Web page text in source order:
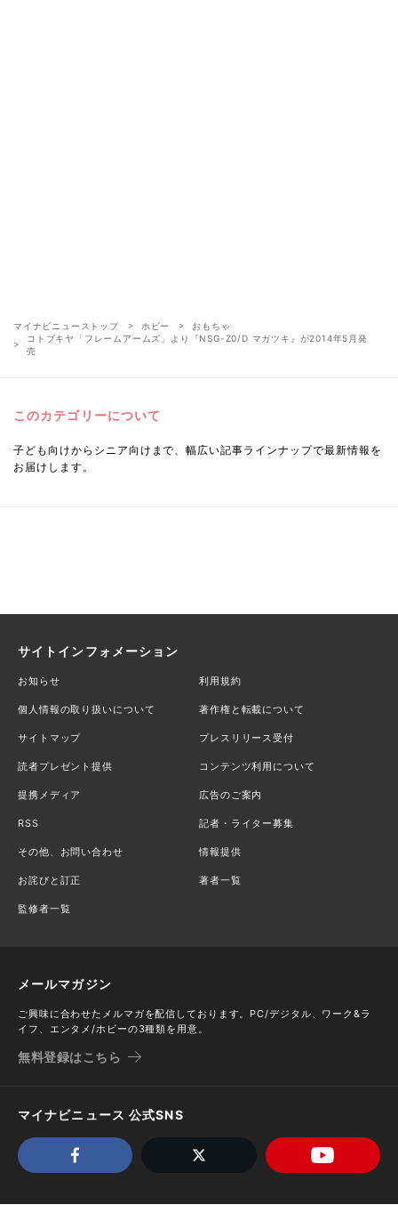
マイナビニューストップ ホビー
おもちゃ
コトブキヤ「フレームアームズ」より『NSG-Z0/D マガツキ』が2014年5月発
売
このカテゴリーについて
子ども向けからシニア向けまで、幅広い記事ラインナップで最新情報を
お届けします。
サイトインフォメーション
お知らせ 利用規約
個人情報の取り扱いについて 著作権と転載について
サイトマップ プレスリリース受付
読者プレゼント提供 コンテンツ利用について
提携メディア 広告のご案内
RSS 記者・ライター募集
その他、お問い合わせ 情報提供
お詫びと訂正 著者一覧
監修者一覧
メールマガジン
ご興味に合わせたメルマガを配信しております。PC/デジタル、ワーク&ラ
イフ、エンタメ/ホビーの3種類を用意。
無料登録はこちら
マイナビニュース 公式SNS